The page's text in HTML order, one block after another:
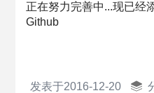
正在努力完善中...现已经
Github
发表于2016-12-20